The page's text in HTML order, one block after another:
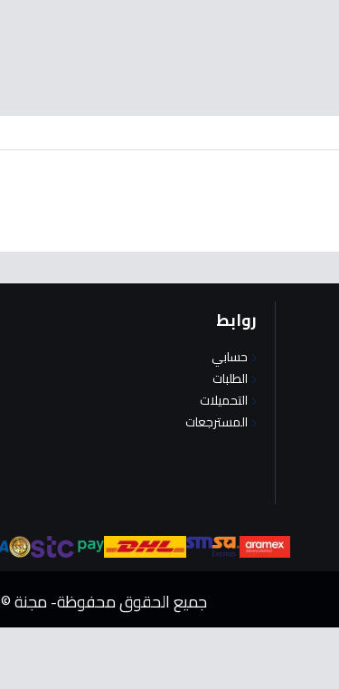
روابط
حسابي
الطلبات
التحميلات
المسترجعات
جميع الحقوق محفوظة- مجنة © 2024،